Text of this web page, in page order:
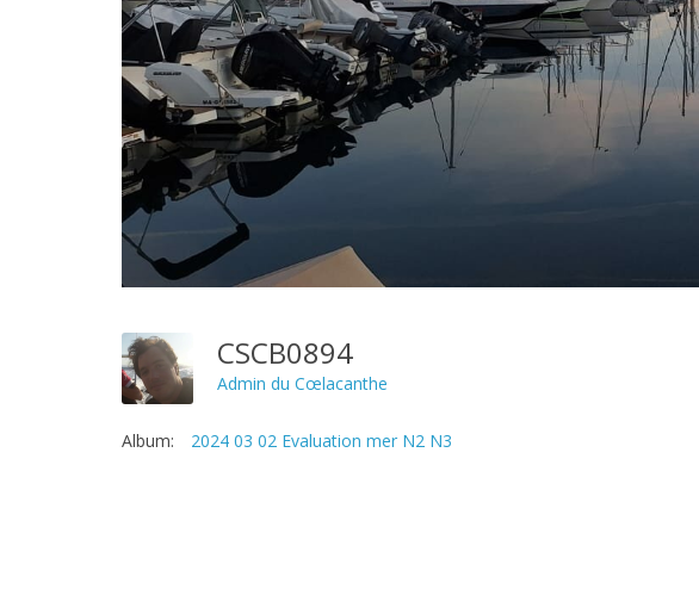
CSCB0894
Admin du Cœlacanthe
Album: 2024 03 02 Evaluation mer N2 N3